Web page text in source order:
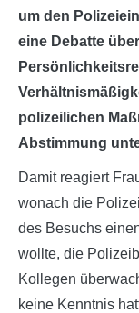
um den
eine Debatte
polizeilichen
Abstimmung
Damit reagiert
wonach die
des Besuchs
wollte, die
Kollegen
keine Kenntnis